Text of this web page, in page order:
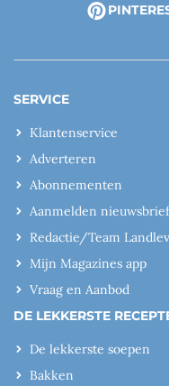
SERVICE
Klantenservice
Adverteren
Abonnementen
Aanmelden nieuwsbrief
Redactie/Team
Mijn Magazines app
Vraag en Aanbod
DE LEKKERSTE
De lekkerste soepen
Bakken